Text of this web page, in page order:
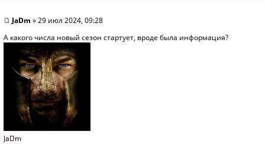
JaDm » 29 июл 2024, 09:28
А какого числа новый сезон стартует, вроде была информация?
JaDm